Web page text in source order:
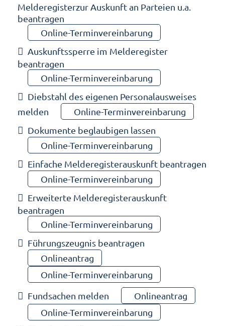
Melderegisterzur Auskunft an Parteien u.a.
beantragen
Online-Terminvereinbarung
Auskunftssperre im Melderegister
beantragen
Online-Terminvereinbarung
Diebstahl des eigenen Personalausweises
melden
Online-Terminvereinbarung
Dokumente beglaubigen lassen
Online-Terminvereinbarung
Einfache Melderegisterauskunft beantragen
Online-Terminvereinbarung
Erweiterte Melderegisterauskunft
beantragen
Online-Terminvereinbarung
Führungszeugnis beantragen
Onlineantrag
Online-Terminvereinbarung
Fundsachen melden
Onlineantrag
Online-Terminvereinbarung